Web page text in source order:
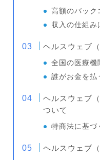
高額のバック
収入の仕組み
ヘルスウェブ
全国の医療機
誰がお金を払
ヘルスウェブ
ついて
特商法に基づ
ヘルスウェブ